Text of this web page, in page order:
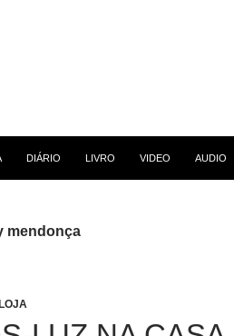
DIÁRIO LIVRO VIDEO AUDIO
mendonça
LOJA